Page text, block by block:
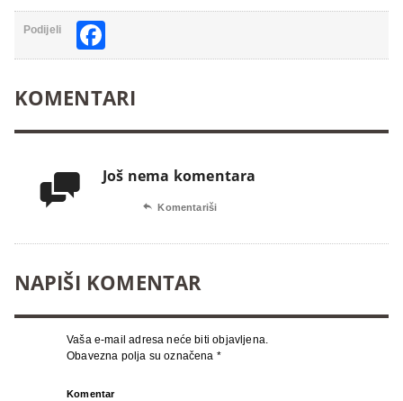
Podijeli
KOMENTARI
 Još nema komentara
 Komentariši
NAPIŠI KOMENTAR
Vaša e-mail adresa neće biti objavljena.
Obavezna polja su označena *
Komentar